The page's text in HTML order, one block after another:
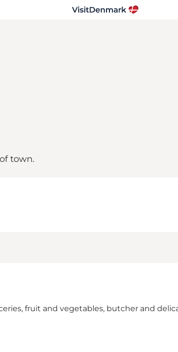
town.
fruit and vegetables, butcher and